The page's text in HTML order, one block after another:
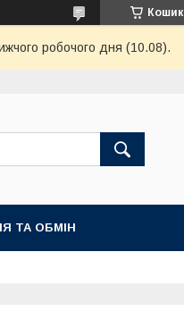
Кошик
робочого дня (10.08).
ТА ОБМІН